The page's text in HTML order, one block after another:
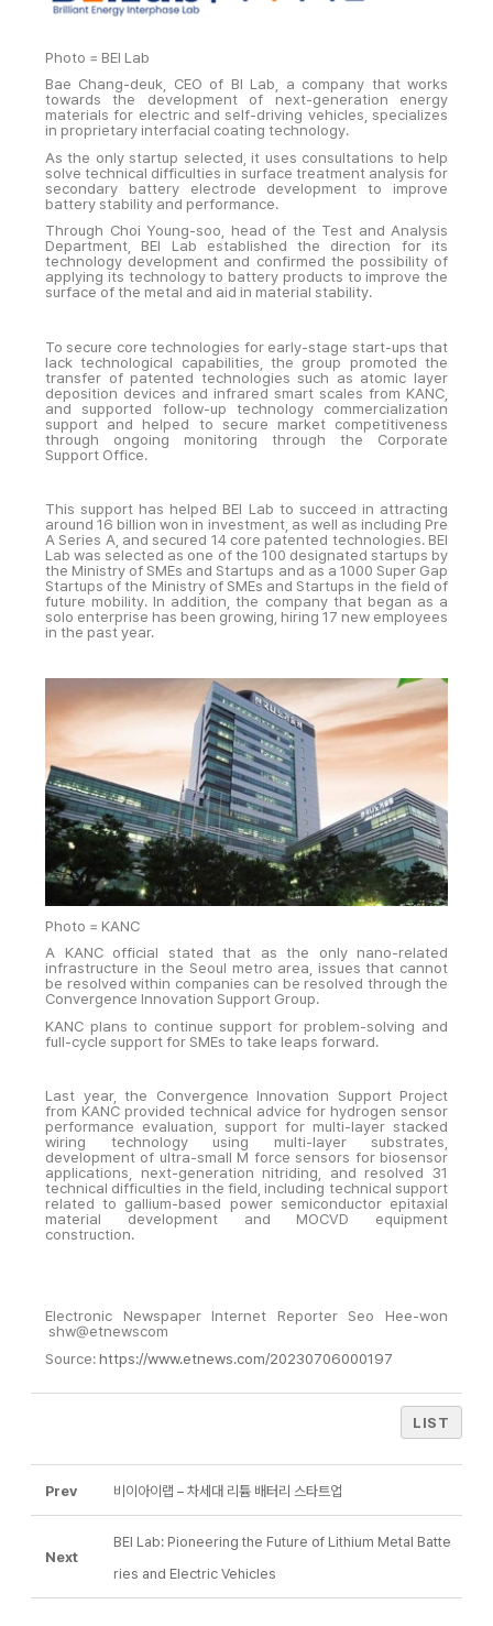
Photo = BEI Lab
Bae Chang-deuk, CEO of BI Lab, a company that works
towards the development of next-generation energy
materials for electric and self-driving vehicles, specializes
in proprietary interfacial coating technology.
As the only startup selected, it uses consultations to help
solve technical difficulties in surface treatment analysis for
secondary battery electrode development to improve
battery stability and performance.
Through Choi Young-soo, head of the Test and Analysis
Department, BEI Lab established the direction for its
technology development and confirmed the possibility of
applying its technology to battery products to improve the
surface of the metal and aid in material stability.
To secure core technologies for early-stage start-ups that
lack technological capabilities, the group promoted the
transfer of patented technologies such as atomic layer
deposition devices and infrared smart scales from KANC,
and supported follow-up technology commercialization
support and helped to secure market competitiveness
through ongoing monitoring through the Corporate
Support Office.
This support has helped BEI Lab to succeed in attracting
around 16 billion won in investment, as well as including Pre
A Series A, and secured 14 core patented technologies. BEI
Lab was selected as one of the 100 designated startups by
the Ministry of SMEs and Startups and as a 1000 Super Gap
Startups of the Ministry of SMEs and Startups in the field of
future mobility. In addition, the company that began as a
solo enterprise has been growing, hiring 17 new employees
in the past year.
Photo = KANC
A KANC official stated that as the only nano-related
infrastructure in the Seoul metro area, issues that cannot
be resolved within companies can be resolved through the
Convergence Innovation Support Group.
KANC plans to continue support for problem-solving and
full-cycle support for SMEs to take leaps forward.
Last year, the Convergence Innovation Support Project
from KANC provided technical advice for hydrogen sensor
performance evaluation, support for multi-layer stacked
wiring technology using multi-layer substrates,
development of ultra-small M force sensors for biosensor
applications, next-generation nitriding, and resolved 31
technical difficulties in the field, including technical support
related to gallium-based power semiconductor epitaxial
material development and MOCVD equipment
construction.
Electronic Newspaper Internet Reporter Seo Hee-won
shw@etnewscom
Source:https://www.etnews.com/20230706000197
LIST
Prev 비이아이랩 – 차세대 리튬 배터리 스타트업
Next
BEI Lab: Pioneering the Future of Lithium Metal Batte
ries and Electric Vehicles